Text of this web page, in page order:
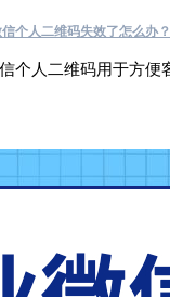
个人二维码失效了怎么办？
个人二维码用于方便